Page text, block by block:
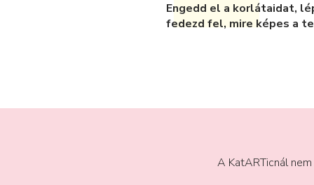
Engedd el a korlátaidat,
fedezd fel, mire képes a
A KatARTicnál